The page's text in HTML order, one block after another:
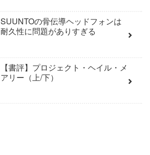
SUUNTOの骨伝導ヘッドフォンは
耐久性に問題がありすぎる
【書評】プロジェクト・ヘイル・メ
アリー（上/下）